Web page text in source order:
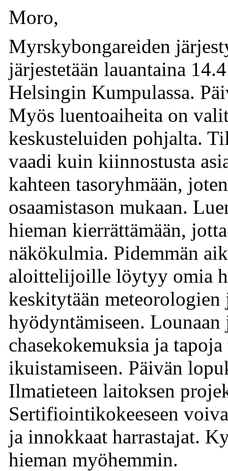
Moro,
Myrskybongareiden
järjestetään lauantaina
Helsingin Kumpulassa.
Myös luentoaiheita on
keskusteluiden pohjalta.
vaadi kuin kiinnostusta
kahteen tasoryhmään,
osaamistason mukaan.
hieman kierrättämään,
näkökulmia. Pidemmän
aloittelijoille löytyy omia
keskitytään
hyödyntämiseen.
chasekokemuksia ja
ikuistamiseen. Päivän
Ilmatieteen laitoksen
Sertifiointikokeeseen
ja innokkaat harrastajat.
hieman myöhemmin.